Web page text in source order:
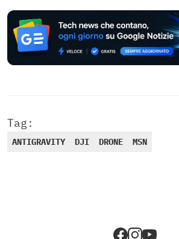
Tag:
ANTIGRAVITY DJI DRONE MSN